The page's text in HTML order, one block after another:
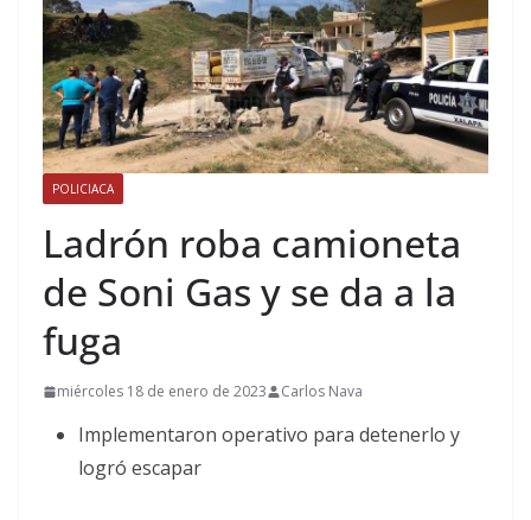
POLICIACA
Ladrón roba camioneta
de Soni Gas y se da a la
fuga
miércoles 18 de enero de 2023 Carlos Nava
Implementaron operativo para detenerlo y
logró escapar